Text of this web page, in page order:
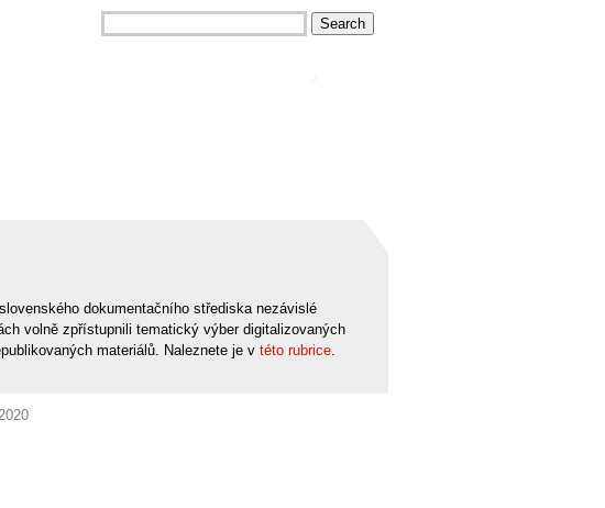
dokumentačního střediska nezávislé
volně zpřístupnili tematický výber digitalizovaných
materiálů. Naleznete je v této rubrice.